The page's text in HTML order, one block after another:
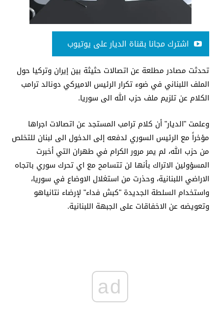
اشترك مجانا بقناة الديار على يوتيوب
تحدثت مصادر مطلعة عن اتصالات حثيثة بين إيران وتركيا حول
الملف اللبناني في ضوء تكرار الرئيس الاميركي دونالد ترامب
الكلام عن تلزيم ملف حزب الله الى سوريا.
وعلمت "الديار" أن كلام ترامب المستجد عن اتصالات اجراها
مؤخراً مع الرئيس السوري لدفعه إلى الدخول الى لبنان للتخلص
من حزب الله، لم يمر مرور الكرام في طهران التي أخبرت
المسؤولين الاتراك بأنها لن تتسامح مع اي تحرك سوري باتجاه
الاراضي اللبنانية، وحذرت من استغلال الاوضاع في سوريا،
واستخدام السلطة الجديدة "كبش فداء" لإرضاء نتانياهو
وتعويضه عن الاخفاقات على الجبهة اللبنانية.
ad